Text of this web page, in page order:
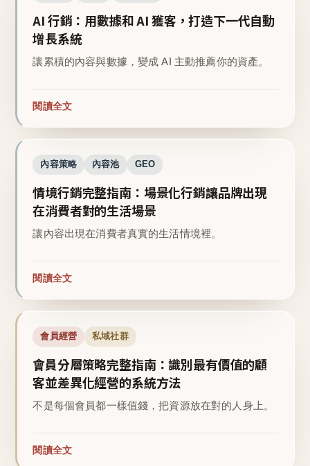
AI 行銷：用數據和 AI 獲客，打造下一代自動
增長系統
讓累積的內容與數據，變成 AI 主動推薦你的資產。
閱讀全文
內容策略 內容池 GEO
情境行銷完整指南：場景化行銷讓品牌出現
在消費者對的生活場景
讓內容出現在消費者真實的生活情境裡。
閱讀全文
會員經營 私域社群
會員分層策略完整指南：識別最有價值的顧
客並差異化經營的系統方法
不是每個會員都一樣值錢，把資源放在對的人身上。
閱讀全文